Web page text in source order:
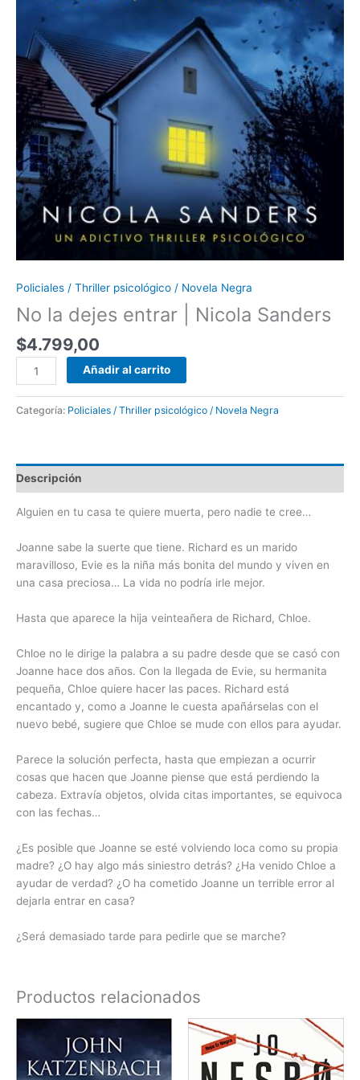
Policiales / Thriller psicológico / Novela Negra
No la dejes entrar | Nicola Sanders
$4.799,00
Añadir al carrito
Categoría: Policiales / Thriller psicológico / Novela Negra
Descripción
Alguien en tu casa te quiere muerta, pero nadie te cree…
Joanne sabe la suerte que tiene. Richard es un marido
maravilloso, Evie es la niña más bonita del mundo y viven en
una casa preciosa… La vida no podría irle mejor.
Hasta que aparece la hija veinteañera de Richard, Chloe.
Chloe no le dirige la palabra a su padre desde que se casó con
Joanne hace dos años. Con la llegada de Evie, su hermanita
pequeña, Chloe quiere hacer las paces. Richard está
encantado y, como a Joanne le cuesta apañárselas con el
nuevo bebé, sugiere que Chloe se mude con ellos para ayudar.
Parece la solución perfecta, hasta que empiezan a ocurrir
cosas que hacen que Joanne piense que está perdiendo la
cabeza. Extravía objetos, olvida citas importantes, se equivoca
con las fechas…
¿Es posible que Joanne se esté volviendo loca como su propia
madre? ¿O hay algo más siniestro detrás? ¿Ha venido Chloe a
ayudar de verdad? ¿O ha cometido Joanne un terrible error al
dejarla entrar en casa?
¿Será demasiado tarde para pedirle que se marche?
Productos relacionados